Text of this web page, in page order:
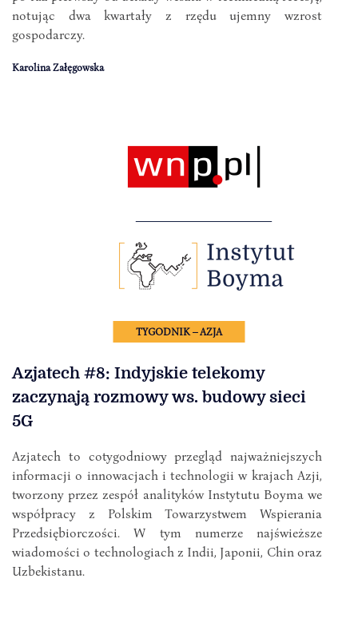
notując dwa kwartały z rzędu ujemny wzrost
gospodarczy.
Karolina Załęgowska
TYGODNIK – AZJA
Azjatech #8: Indyjskie telekomy
zaczynają rozmowy ws. budowy sieci
5G
Azjatech to cotygodniowy przegląd najważniejszych
informacji o innowacjach i technologii w krajach Azji,
tworzony przez zespół analityków Instytutu Boyma we
współpracy z Polskim Towarzystwem Wspierania
Przedsiębiorczości. W tym numerze najświeższe
wiadomości o technologiach z Indii, Japonii, Chin oraz
Uzbekistanu.